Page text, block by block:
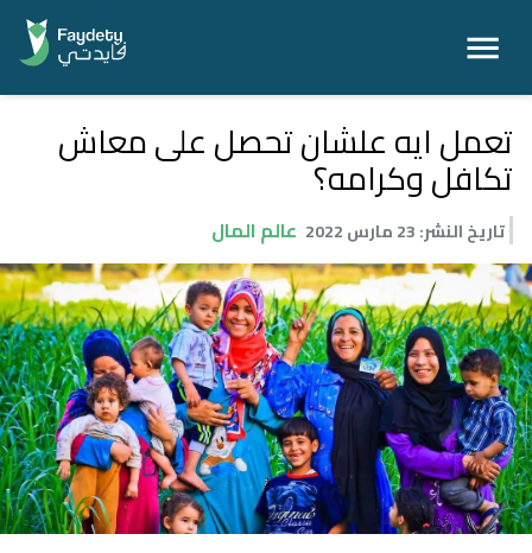
تعمل ايه علشان تحصل على معاش
تكافل وكرامه؟
تاريخ النشر:23 مارس 2022 عالم المال